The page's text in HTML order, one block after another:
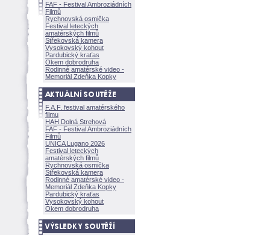
FAF - Festival Ambroziádních
Filmů
Rychnovská osmička
Festival leteckých
amatérských filmů
Střekovská kamera
Vysokovský kohout
Pardubický kraťas
Okem dobrodruha
Rodinné amatérské video -
Memoriál Zdeňka Kopky
F.A.F. festival amatérského
filmu
HAH Dolná Strehov
FAF - Festival Ambroziádních
Filmů
UNICA Lugano 2026
Festival leteckých
amatérských filmů
Rychnovská osmička
Střekovská kamera
Rodinné amatérské video -
Memoriál Zdeňka Kopky
Pardubický kraťas
Vysokovský kohout
Okem dobrodruha